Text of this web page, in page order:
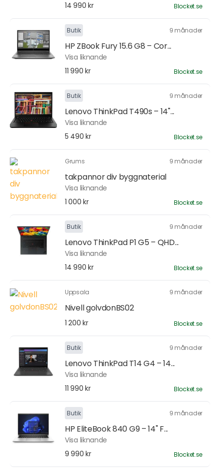
14 990 kr
Blocket.se
Butik 9 månader
HP ZBook Fury 15.6 G8 – Cor...
Visa liknande
11 990 kr
Blocket.se
Butik 9 månader
Lenovo ThinkPad T490s – 14"...
Visa liknande
5 490 kr
Blocket.se
Grums 9 månader
takpannor div byggnaterial
Visa liknande
1 000 kr
Blocket.se
Butik 9 månader
Lenovo ThinkPad P1 G5 – QHD...
Visa liknande
14 990 kr
Blocket.se
Uppsala 9 månader
Nivell golvdonBS02
1 200 kr Blocket.se
Butik 9 månader
Lenovo ThinkPad T14 G4 – 14...
Visa liknande
11 990 kr
Blocket.se
Butik 9 månader
HP EliteBook 840 G9 – 14" F...
Visa liknande
9 990 kr
Blocket.se